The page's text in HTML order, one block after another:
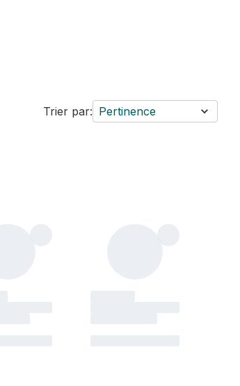
Trier par: Pertinence